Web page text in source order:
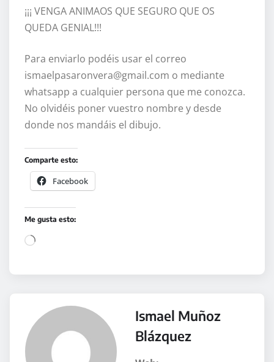
¡¡¡ VENGA ANIMAOS QUE SEGURO QUE OS
QUEDA GENIAL!!!
Para enviarlo podéis usar el correo
ismaelpasaronvera@gmail.com o mediante
whatsapp a cualquier persona que me conozca.
No olvidéis poner vuestro nombre y desde
donde nos mandáis el dibujo.
Comparte esto:
Facebook
Me gusta esto:
C
r
n
Ismael Muñoz
Blázquez